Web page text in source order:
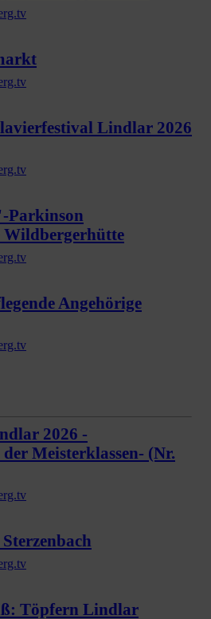
Lindlar 2026
Parkinson
Wildbergerhütte
Angehörige
2026 -
Meisterklassen- (Nr.
Töpfern Lindlar